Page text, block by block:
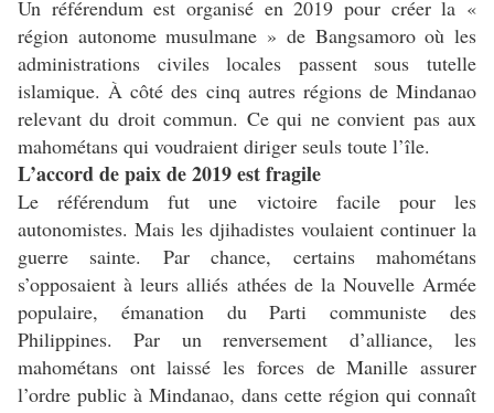
Un référendum est organisé en 2019 pour créer la «
région autonome musulmane » de Bangsamoro où les
administrations civiles locales passent sous tutelle
islamique. À côté des cinq autres régions de Mindanao
relevant du droit commun. Ce qui ne convient pas aux
mahométans qui voudraient diriger seuls toute l’île.
L’accord de paix de 2019 est fragile
Le référendum fut une victoire facile pour les
autonomistes. Mais les djihadistes voulaient continuer la
guerre sainte. Par chance, certains mahométans
s’opposaient à leurs alliés athées de la Nouvelle Armée
populaire, émanation du Parti communiste des
Philippines. Par un renversement d’alliance, les
mahométans ont laissé les forces de Manille assurer
l’ordre public à Mindanao, dans cette région qui connaît